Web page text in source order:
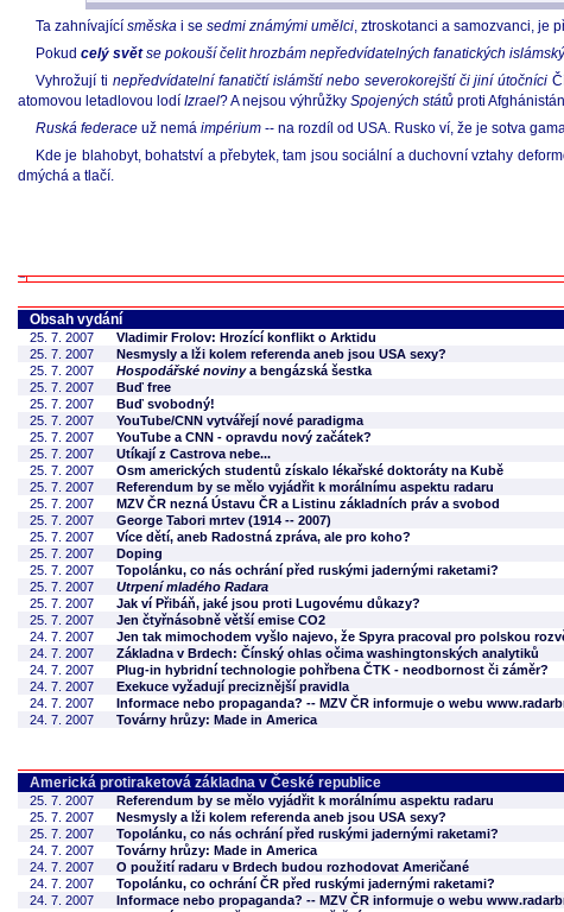
Ta zahnívající směska i se sedmi známými umělci, ztroskotanci a samozvanci, je
Pokud celý světse pokouší čelit hrozbám nepředvídatelných fanatických
Vyhrožují ti nepředvídatelní fanatičtí islámští nebo severokorejští či jiní útočníci
atomovou letadlovou lodí Izrael? A nejsou výhrůžky Spojených států proti
Ruská federace už nemá impérium -- na rozdíl od USA. Rusko ví, že je sotva
Kde je blahobyt, bohatství a přebytek, tam jsou sociální a duchovní vztahy
dmýchá a tlačí.
Obsah vydání
25. 7. 2007
Vladimir Frolov: Hrozící konflikt o Arktidu
25. 7. 2007
Nesmysly a lži kolem referenda aneb jsou USA sexy?
25. 7. 2007
Hospodářské novinya bengázská šestka
25. 7. 2007
Buď free
25. 7. 2007
Buď svobodný!
25. 7. 2007
YouTube/CNN vytvářejí nové paradigma
25. 7. 2007
YouTube a CNN - opravdu nový začátek?
25. 7. 2007
Utíkají z Castrova nebe...
25. 7. 2007
Osm amerických studentů získalo lékařské doktoráty na Kubě
25. 7. 2007
Referendum by se mělo vyjádřit k morálnímu aspektu radaru
25. 7. 2007
MZV ČR nezná Ústavu ČR a Listinu základních práv a svobod
25. 7. 2007
George Tabori mrtev (1914 -- 2007)
25. 7. 2007
Více dětí, aneb Radostná zpráva, ale pro koho?
25. 7. 2007
Doping
25. 7. 2007
Topolánku, co nás ochrání před ruskými jadernými raketami?
25. 7. 2007
Utrpení mladého Radara
25. 7. 2007
Jak ví Přibáň, jaké jsou proti Lugovému důkazy?
25. 7. 2007
Jen čtyřnásobně větší emise CO2
24. 7. 2007
Jen tak mimochodem vyšlo najevo, že Spyra pracoval pro polskou
24. 7. 2007
Základna v Brdech: Čínský ohlas očima washingtonských analytiků
24. 7. 2007
Plug-in hybridní technologie pohřbena ČTK - neodbornost či záměr?
24. 7. 2007
Exekuce vyžadují preciznější pravidla
24. 7. 2007
Informace nebo propaganda? -- MZV ČR informuje o webu
24. 7. 2007
Továrny hrůzy: Made in America
Americká protiraketová základna v České republice
25. 7. 2007 Referendum by se mělo vyjádřit k morálnímu aspektu radaru
25. 7. 2007
Nesmysly a lži kolem referenda aneb jsou USA sexy?
25. 7. 2007
Topolánku, co nás ochrání před ruskými jadernými raketami?
24. 7. 2007
Továrny hrůzy: Made in America
24. 7. 2007
O použití radaru v Brdech budou rozhodovat Američané
24. 7. 2007
Topolánku, co ochrání ČR před ruskými jadernými raketami?
24. 7. 2007
Informace nebo propaganda? -- MZV ČR informuje o webu